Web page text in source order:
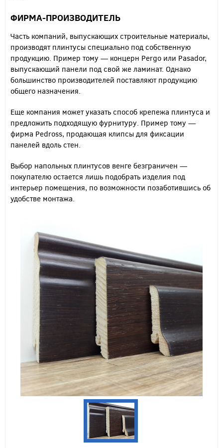
ФИРМА-ПРОИЗВОДИТЕЛЬ
Часть компаний, выпускающих строительные материалы,
производят плинтусы специально под собственную
продукцию. Пример тому — концерн Pergo или Pasador,
выпускающий панели под свой же ламинат. Однако
большинство производителей поставляют продукцию
общего назначения.
Еще компания может указать способ крепежа плинтуса и
предложить подходящую фурнитуру. Пример тому —
фирма Pedross, продающая клипсы для фиксации
панелей вдоль стен.
Выбор напольных плинтусов венге безграничен —
покупателю остается лишь подобрать изделия под
интерьер помещения, по возможности позаботившись об
удобстве монтажа.